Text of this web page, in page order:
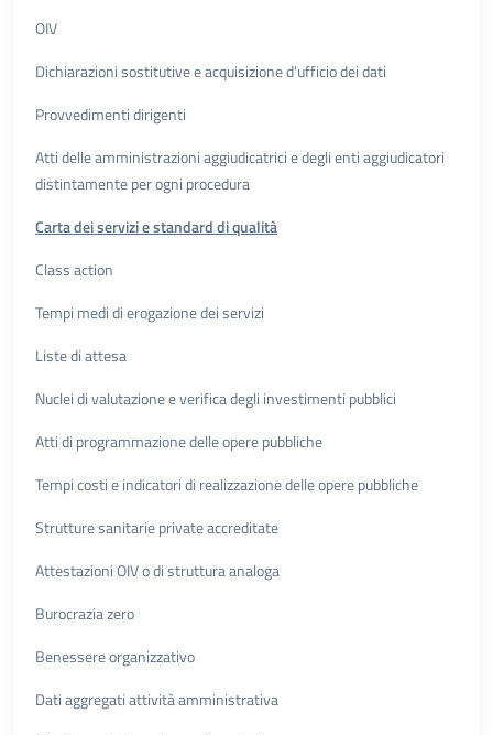
OIV
Dichiarazioni sostitutive e acquisizione d'ufficio dei dati
Provvedimenti dirigenti
Atti delle amministrazioni aggiudicatrici e degli enti aggiudicatori
distintamente per ogni procedura
Carta dei servizi e standard di qualità
Class action
Tempi medi di erogazione dei servizi
Liste di attesa
Nuclei di valutazione e verifica degli investimenti pubblici
Atti di programmazione delle opere pubbliche
Tempi costi e indicatori di realizzazione delle opere pubbliche
Strutture sanitarie private accreditate
Attestazioni OIV o di struttura analoga
Burocrazia zero
Benessere organizzativo
Dati aggregati attività amministrativa